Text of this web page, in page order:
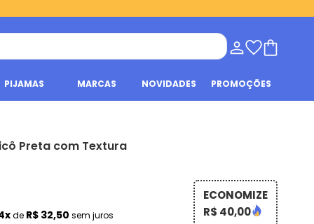
PIJAMAS MARCAS NOVIDADES PROMOÇÕES
Preta com Textura
de R$ 32,50 sem juros
ECONOMIZE
R$ 40,00